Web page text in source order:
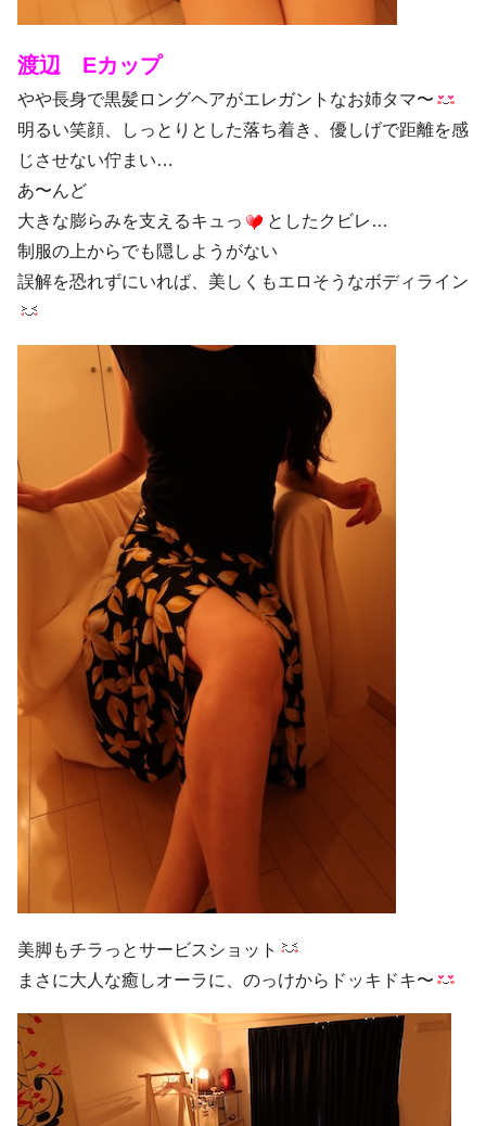
渡辺 Eカップ
やや長身で黒髪ロングヘアがエレガントなお姉タマ〜
明るい笑顔、しっとりとした落ち着き、優しげで距離を感
じさせない佇まい…
あ〜んど
大きな膨らみを支えるキュっ
としたクビレ…
制服の上からでも隠しようがない
誤解を恐れずにいれば、美しくもエロそうなボディライン
美脚もチラっとサービスショット
まさに大人な癒しオーラに、のっけからドッキドキ〜